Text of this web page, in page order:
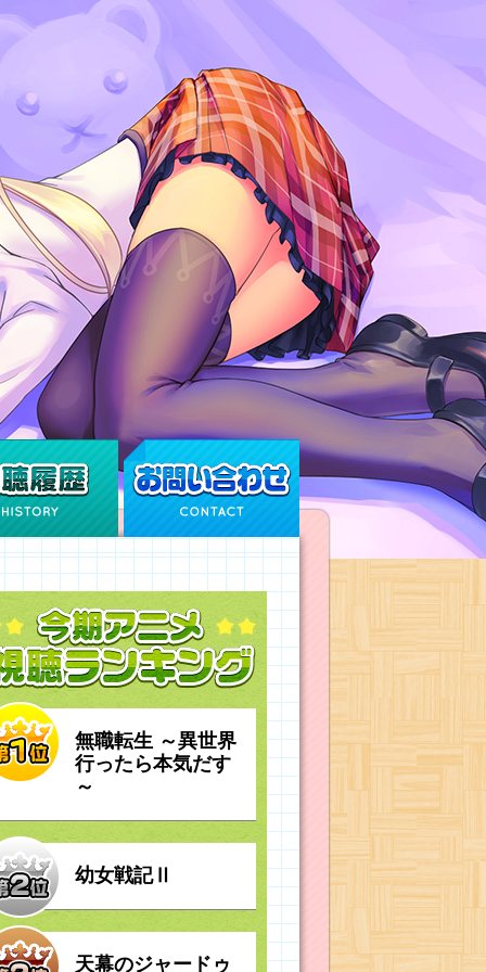
無職転生 ～異世界
行ったら本気だす
～
幼女戦記Ⅱ
天幕のジャードゥ